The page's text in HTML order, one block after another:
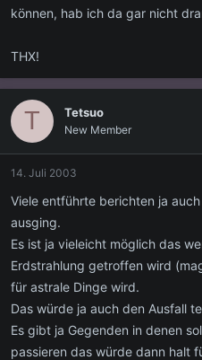
können, hab ich da gar nicht
THX!
T Tetsuo
New Member
14. Juli 2003
Viele entführte berichten ja
ausging.
Es ist ja vieleicht möglich das
Erdstrahlung getroffen wird
für astrale Dinge wird.
Das würde ja auch den Ausfall
Es gibt ja Gegenden in denen
passieren das würde dann halt